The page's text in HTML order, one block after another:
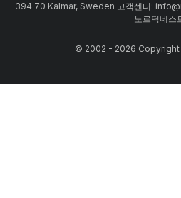
394 70 Kalmar, Sweden 고객센터:
노르딕네스
© 2002 - 2026 Copyright